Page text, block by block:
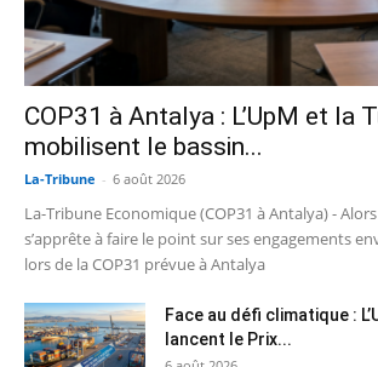
COP31 à Antalya : L’UpM et la
mobilisent le bassin...
La-Tribune - 6 août 2026
La-Tribune Economique (COP31 à Antalya) -
s’apprête à faire le point sur ses engagements
lors de la COP31 prévue à Antalya
Face au défi climatique :
lancent le Prix...